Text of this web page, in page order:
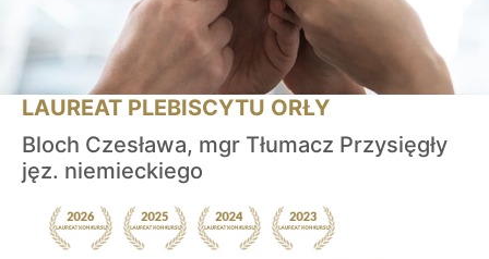
LAUREAT PLEBISCYTU ORŁY
Bloch Czesława, mgr Tłumacz Przysięgły
jęz. niemieckiego